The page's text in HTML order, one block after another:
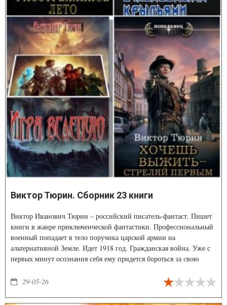
Виктор Тюрин. Сборник 23 книги
Виктор Иванович Тюрин – российский писатель-фантаст. Пишет
книги в жанре приключенческой фантастики. Профессиональный
военный попадает в тело поручика царской армии на
альтернативной Земле. Идет 1918 год. Гражданская война. Уже с
первых минут осознания себя ему придется бороться за свою
29-05-26